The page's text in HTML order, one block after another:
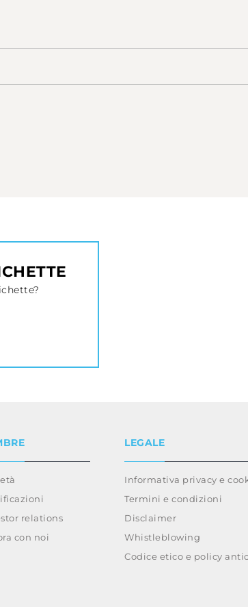
relations
con noi
LEGALE
Informativa privacy e
Termini e condizioni
Disclaimer
Whistleblowing
Codice etico e policy